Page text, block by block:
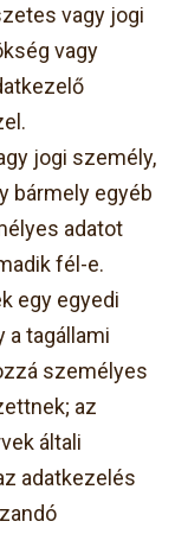
vagy jogi
vagy
jogi személy,
bármely egyéb
adatot
fél-e.
egy egyedi
a tagállami
személyes
az
általi
adatkezelés